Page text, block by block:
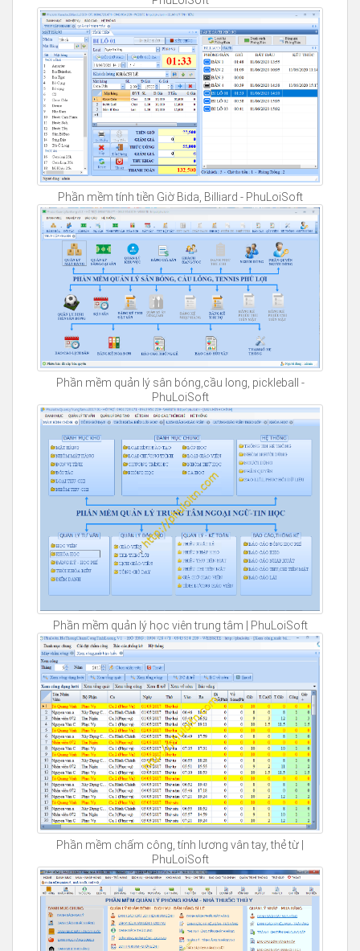
Phần mềm tính tiền Giờ Bida, Billiard - PhuLoiSoft
Phần mềm quản lý sân bóng,cầu long, pickleball -
PhuLoiSoft
Phần mềm quản lý học viên trung tâm | PhuLoiSoft
Phần mềm chấm công, tính lương vân tay, thẻ từ |
PhuLoiSoft